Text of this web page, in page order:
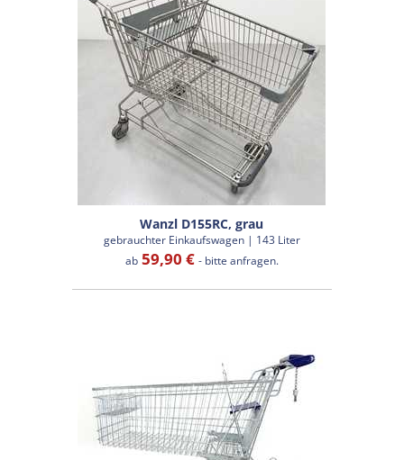
Wanzl D155RC, grau
gebrauchter Einkaufswagen | 143 Liter
ab59,90 € - bitte anfragen.